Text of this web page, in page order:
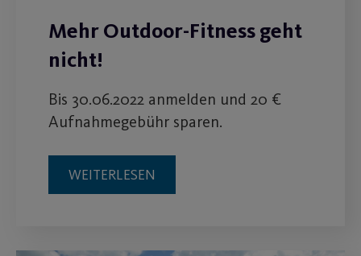
Mehr Outdoor-Fitness geht
nicht!
Bis 30.06.2022 anmelden und 20 €
Aufnahmegebühr sparen.
WEITERLESEN